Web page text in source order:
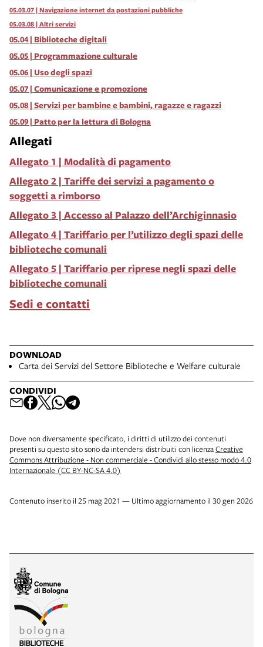
05.03.07 | Navigazione internet da postazioni pubbliche
05.03.08 | Altri servizi
05.04 | Biblioteche digitali
05.05 | Programmazione culturale
05.06 | Uso degli spazi
05.07 | Comunicazione e promozione
05.08 | Servizi per bambine e bambini, ragazze e ragazzi
05.09 | Patto per la lettura di Bologna
Allegati
Allegato 1 | Modalità di pagamento
Allegato 2 | Tariffe dei servizi a pagamento o
soggetti a rimborso
Allegato 3 | Accesso al Palazzo dell’Archiginnasio
Allegato 4 | Tariffario per l’utilizzo degli spazi delle
biblioteche comunali
Allegato 5 | Tariffario per riprese negli spazi delle
biblioteche comunali
Sedi e contatti
DOWNLOAD
Carta dei Servizi del Settore Biblioteche e Welfare culturale
CONDIVIDI
Dove non diversamente specificato, i diritti di utilizzo dei contenuti
presenti su questo sito sono da intendersi distribuiti con licenzaCreative
Commons Attribuzione - Non commerciale - Condividi allo stesso modo 4.0
Internazionale (CC BY-NC-SA 4.0)
Contenuto inserito il 25 mag 2021 — Ultimo aggiornamento il 30 gen 2026